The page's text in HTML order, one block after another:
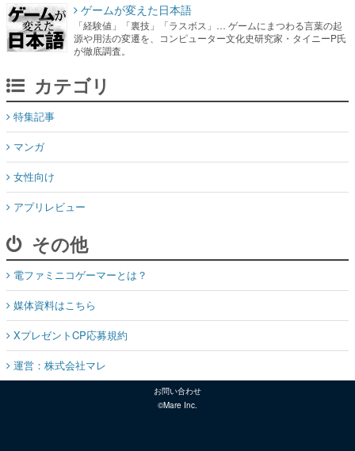
ゲームが変えた日本語
「経験値」「裏技」「ラスボス」… ゲームにまつわる言葉の起
源や用法の変遷を、コンピューター文化史研究家・タイニーP氏
が徹底調査。
カテゴリ
特集記事
マンガ
女性向け
アプリレビュー
その他
電ファミニコゲーマーとは？
媒体資料はこちら
XプレゼントCP応募規約
運営：株式会社マレ
お問い合わせ
©Mare Inc.